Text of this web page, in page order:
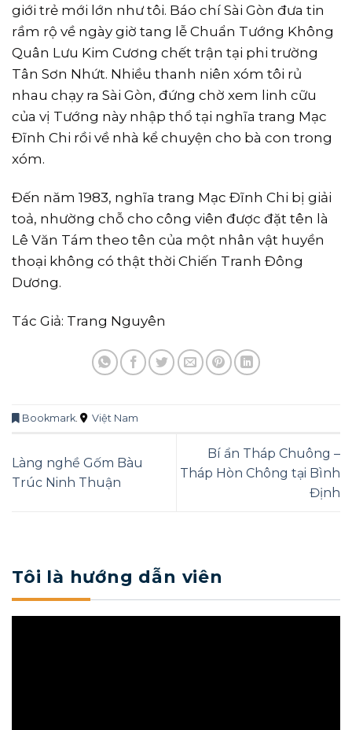
giới trẻ mới lớn như tôi. Báo chí Sài Gòn đưa tin
rầm rộ về ngày giờ tang lễ Chuẩn Tướng Không
Quân Lưu Kim Cương chết trận tại phi trường
Tân Sơn Nhứt. Nhiều thanh niên xóm tôi rủ
nhau chạy ra Sài Gòn, đứng chờ xem linh cữu
của vị Tướng này nhập thổ tại nghĩa trang Mạc
Ðĩnh Chi rồi về nhà kể chuyện cho bà con trong
xóm.
Ðến năm 1983, nghĩa trang Mạc Ðĩnh Chi bị giải
toả, nhường chỗ cho công viên được đặt tên là
Lê Văn Tám theo tên của một nhân vật huyền
thoại không có thật thời Chiến Tranh Ðông
Dương.
Tác Giả: Trang Nguyên
Bookmark Việt Nam
Làng nghề Gốm Bàu
Trúc Ninh Thuận
Bí ẩn Tháp Chuông –
Tháp Hòn Chông tại Bình
Định
Tôi là hướng dẫn viên